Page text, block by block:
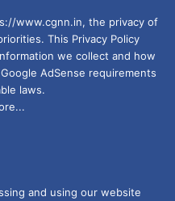
www.cgnn.in, the privacy of
This Privacy Policy
we collect and how
AdSense requirements
laws.
and using our website